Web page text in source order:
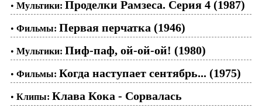
• Мультики: Проделки Рамзеса. Серия 4 (1987)
• Фильмы: Первая перчатка (1946)
• Мультики: Пиф-паф, ой-ой-ой! (1980)
• Фильмы: Когда наступает сентябрь... (1975)
• Клипы: Клава Кока - Сорвалась